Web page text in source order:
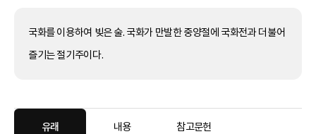
국화를 이용하여 빚은 술. 국화가 만발한 중양절에 국화전과 더불어
즐기는 절기주이다.
유래 내용 참고문헌